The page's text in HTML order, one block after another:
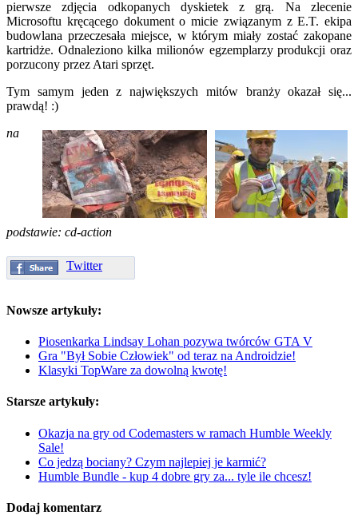
pierwsze zdjęcia odkopanych dyskietek z grą. Na zlecenie
Microsoftu kręcącego dokument o micie związanym z E.T. ekipa
budowlana przeczesała miejsce, w którym miały zostać zakopane
kartridże. Odnaleziono kilka milionów egzemplarzy produkcji oraz
porzucony przez Atari sprzęt.
Tym samym jeden z największych mitów branży okazał się...
prawdą! :)
na
podstawie: cd-action
Twitter
Nowsze artykuły:
Piosenkarka Lindsay Lohan pozywa twórców GTA V
Gra "Był Sobie Człowiek" od teraz na Androidzie!
Klasyki TopWare za dowolną kwotę!
Starsze artykuły:
Okazja na gry od Codemasters w ramach Humble Weekly
Sale!
Co jedzą bociany? Czym najlepiej je karmić?
Humble Bundle - kup 4 dobre gry za... tyle ile chcesz!
Dodaj komentarz